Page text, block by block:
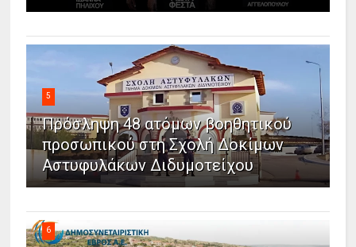
5
Πρόσληψη 48 ατόμων βοηθητικού
προσωπικού στη Σχολή Δοκίμων
Αστυφυλάκων Διδυμοτείχου
6